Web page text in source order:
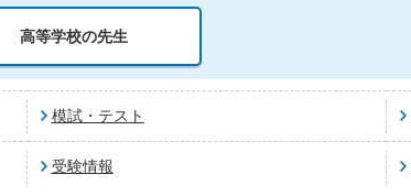
高等学校の先生
模試・テスト
受験情報